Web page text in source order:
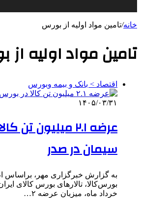
خانه/تامین مواد اولیه از بورس
تامین مواد اولیه
اقتصاد > بانک و بیمه وبورس
۱۴۰۵/۰۳/۳۱
عرضه ۲.۱ میلیون
سیمان در صدر
به گزارش خبرگزاری مهر، براساس
خرداد ماه، میزبان عرضه ۲…